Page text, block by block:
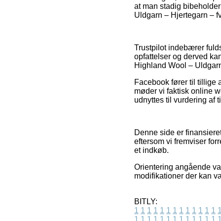
at man stadig
Uldgarn – Hjertegarn –
Trustpilot indebærer
opfattelser og derved
Highland Wool –
Facebook fører til tillige
møder vi faktisk online
udnyttes til vurdering af
Denne side er
eftersom vi fremviser
et indkøb.
Orientering angående
modifikationer der kan
BITLY:
1 1 1 1 1 1 1 1 1 1 1 1 1
1 1 1 1 1 1 1 1 1 1 1 1 1